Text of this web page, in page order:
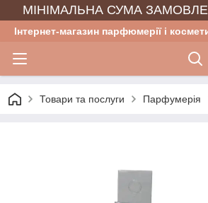
МІНІМАЛЬНА СУМА
Інтернет-магазин парфюмерії і
Товари та послуги Парфумерія